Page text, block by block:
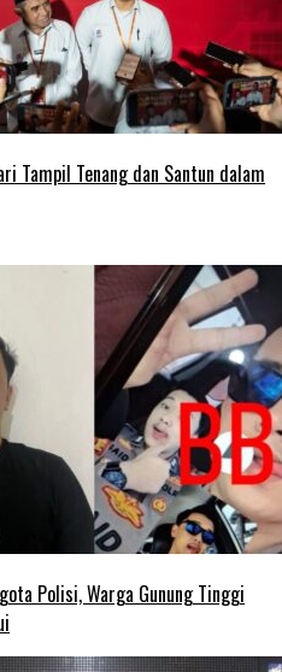
Tampil Tenang dan Santun dalam
Polisi, Warga Gunung Tinggi